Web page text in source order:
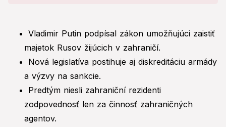
Vladimir Putin podpísal zákon umožňujúci zaistiť
majetok Rusov žijúcich v zahraničí.
Nová legislatíva postihuje aj diskreditáciu armády
a výzvy na sankcie.
Predtým niesli zahraniční rezidenti
zodpovednosť len za činnosť zahraničných
agentov.